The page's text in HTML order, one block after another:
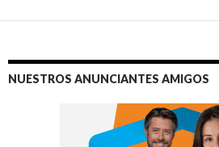
NUESTROS ANUNCIANTES AMIGOS